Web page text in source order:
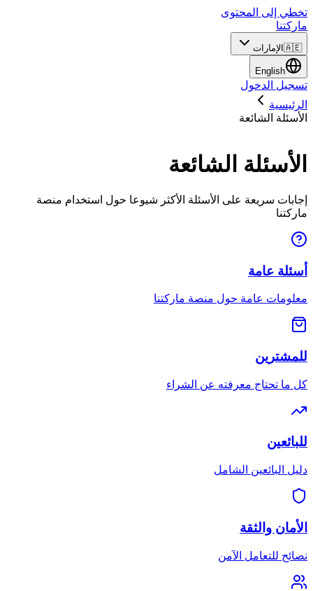
تخطي إلى المحتوى
ماركتنا
🇦🇪 الإمارات
English
تسجيل الدخول
الرئيسية
الأسئلة الشائعة
الأسئلة الشائعة
إجابات سريعة على الأسئلة الأكثر شيوعا حول استخدام منصة
ماركتنا
أسئلة عامة
معلومات عامة حول منصة ماركتنا
للمشترين
كل ما تحتاج معرفته عن الشراء
للبائعين
دليل البائعين الشامل
الأمان والثقة
نصائح للتعامل الآمن